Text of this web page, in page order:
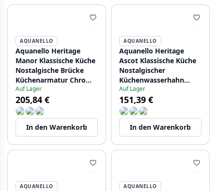
AQUANELLO
Aquanello Heritage
Manor Klassische Küche
Nostalgische Brücke
Küchenarmatur Chrom
mit weißem Hebel CR-
0010-HM
Auf Lager
205,84 €
In den Warenkorb
AQUANELLO
Aquanello Heritage
Ascot Klassische Küche
Nostalgischer
Küchenwasserhahn
Bronze mit
rechtwinkligem Auslauf
BN-4002-HA
Auf Lager
151,39 €
In den Warenkorb
AQUANELLO AQUANELLO